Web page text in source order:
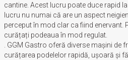
cantine. Acest lucru poate duce rapid
lucru nu numai că are un aspect
perceput în mod clar ca fiind enervant.
curățați podeaua în mod regulat.
. GGM Gastro oferă diverse mașini de
curățarea podelelor rapidă, ușoară și